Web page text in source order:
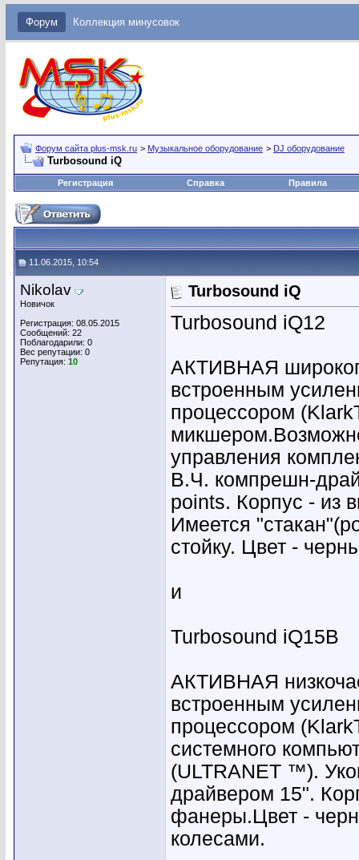
Форум Коллекция минусовок
Форум сайта plus-msk.ru > Музыкальное оборудование > DJ оборудование
Turbosound iQ
Регистрация Справка Правила
11.06.2015, 10:54
Nikolav
Новичок
Регистрация: 08.05.2015
Сообщений: 22
Поблагодарили: 0
Вес репутации: 0
Репутация: 10
Turbosound iQ
Turbosound iQ12
АКТИВНАЯ
встроенным
процессором
управления
В.Ч. компрешн-
points. Корпус - из
Имеется
стойку. Цвет -
и
Turbosound iQ15B
АКТИВНАЯ
встроенным
процессором
системного
(ULTRANET ™).
драйвером 15".
фанеры.Цвет -
колесами.